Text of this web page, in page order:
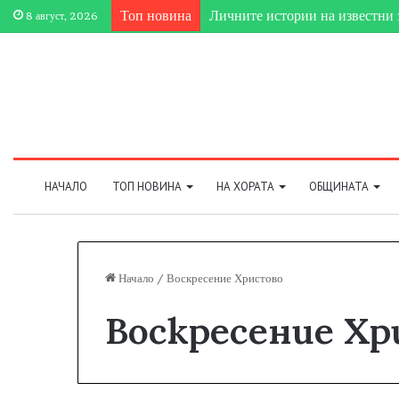
8 август, 2026 Топ новина Личните истории на известни
НАЧАЛО ТОП НОВИНА НА ХОРАТА ОБЩИНАТА
Начало / Воскресение Христово
Воскресение